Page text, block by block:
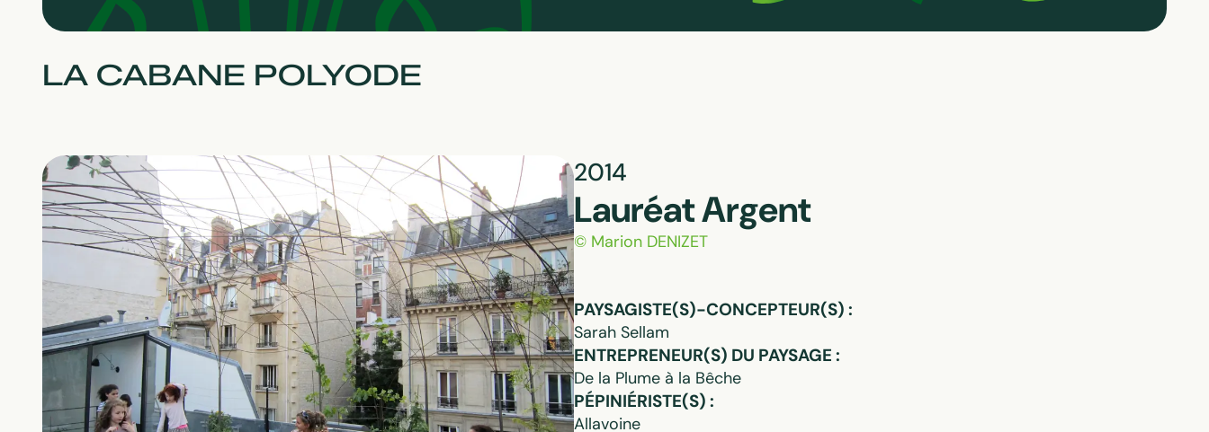
LA CABANE POLYODE
2014
Lauréat Argent
© Marion DENIZET
PAYSAGISTE(S)-CONCEPTEUR(S) :
Sarah Sellam
ENTREPRENEUR(S) DU PAYSAGE :
De la Plume à la Bêche
PÉPINIÉRISTE(S) :
Allavoine